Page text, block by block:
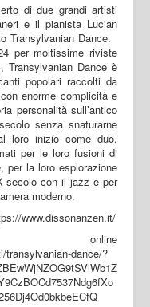
di due grandi artisti
e il pianista Lucian
Transylvanian Dance.
per moltissime riviste
Dance è
popolari raccolti da
enorme complicità e
personalità sull’antico
senza snaturarne
loro inizio come duo,
per le loro fusioni di
per la loro esplorazione
secolo con il jazz e per
moderno.
www.dissonanzen.it/
transylvanian-dance/?